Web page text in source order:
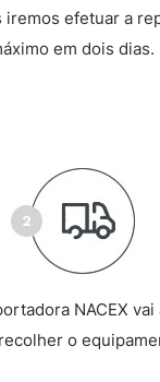
efetuar a
em dois dias.
NACEX vai
o